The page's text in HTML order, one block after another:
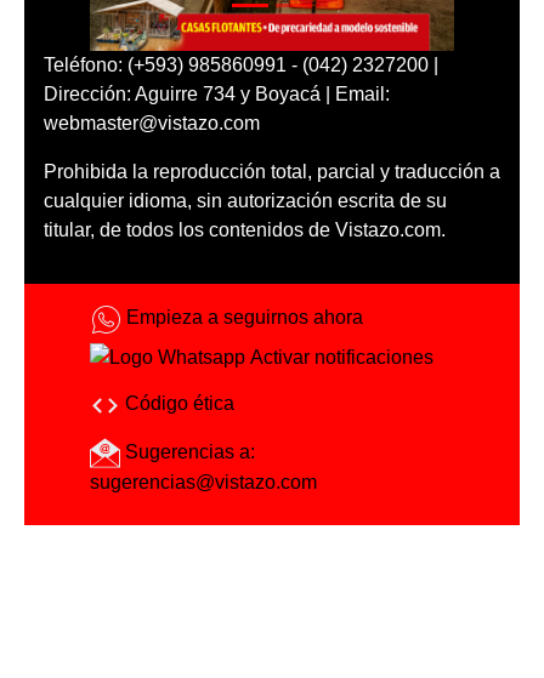
Teléfono: (+593) 985860991 - (042) 2327200 |
Dirección: Aguirre 734 y Boyacá | Email:
webmaster@vistazo.com
Prohibida la reproducción total, parcial y traducción a
cualquier idioma, sin autorización escrita de su
titular, de todos los contenidos de Vistazo.com.
Empieza a seguirnos ahora
Activar notificaciones
Código ética
Sugerencias a:
sugerencias@vistazo.com